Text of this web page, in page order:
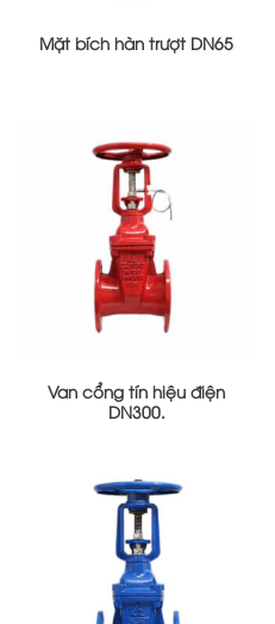
Mặt bích hàn trượt DN65
Van cổng tín hiệu điện
DN300.